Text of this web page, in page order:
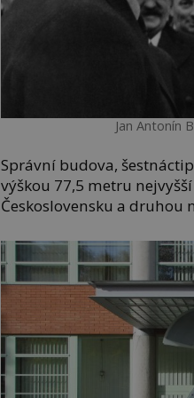
Jan Antonín
Správní budova,
výškou 77,5 metru
Československu a druhou